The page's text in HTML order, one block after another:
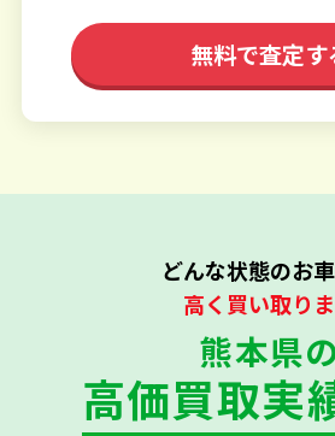
無料で査定す
どんな状態のお
高く買い取り
熊本県の
高価買取実